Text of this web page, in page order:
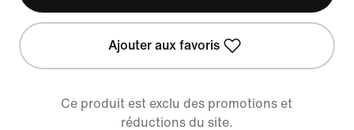
Ajouter aux favoris
Ce produit est exclu des promotions et
réductions du site.